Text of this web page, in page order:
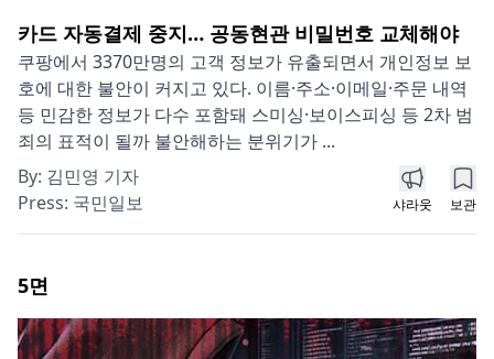
카드 자동결제 중지… 공동현관 비밀번호 교체해야
쿠팡에서 3370만명의 고객 정보가 유출되면서 개인정보 보
호에 대한 불안이 커지고 있다. 이름·주소·이메일·주문 내역
등 민감한 정보가 다수 포함돼 스미싱·보이스피싱 등 2차 범
죄의 표적이 될까 불안해하는 분위기가 ...
By: 김민영 기자
Press: 국민일보 샤라웃 보관
5면